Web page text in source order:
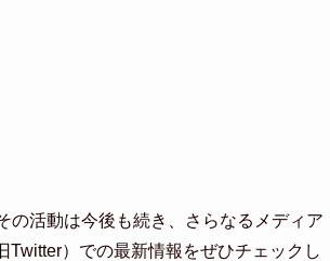
の活動は今後も続き、さらなるメディア
）での最新情報をぜひチェックし